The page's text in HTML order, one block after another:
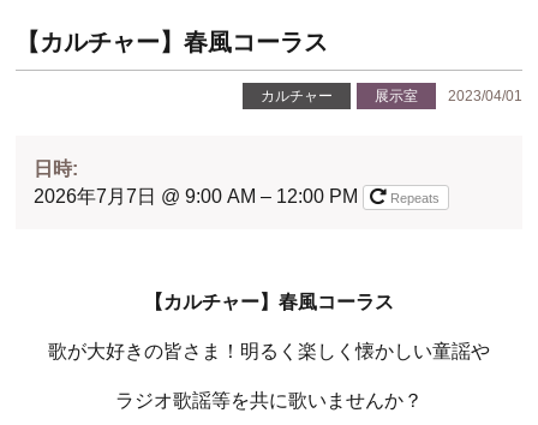
【カルチャー】春風コーラス
カルチャー 展示室 2023/04/01
日時:
2026年7月7日 @ 9:00 AM – 12:00 PM
Repeats
【カルチャー】春風コーラス
歌が大好きの皆さま！明るく楽しく懐かしい童謡や
ラジオ歌謡等を共に歌いませんか？